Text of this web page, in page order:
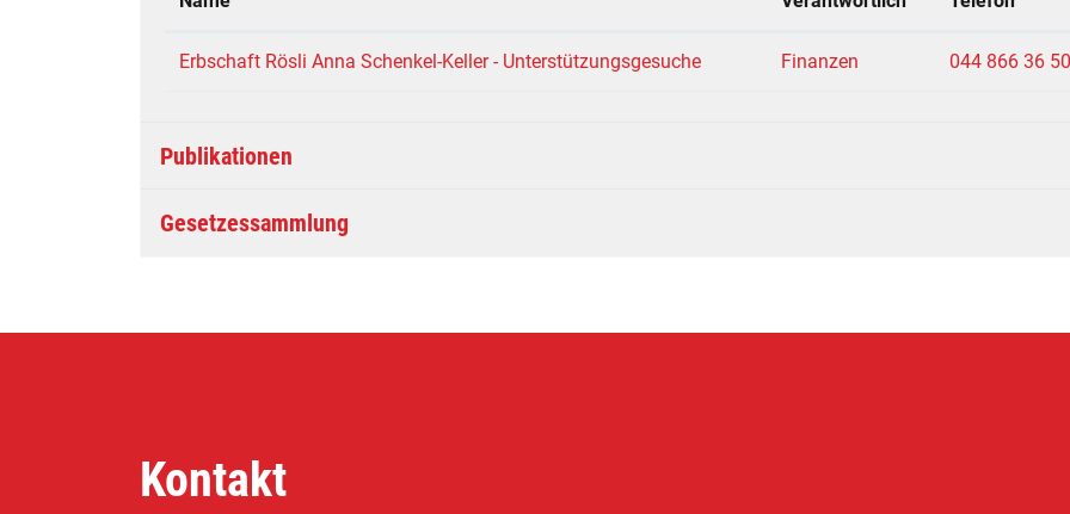
Erbschaft Rösli Anna Schenkel-Keller - Unterstützungsgesuche Finanzen 044 866 36 50
Publikationen
Gesetzessammlung
Kontakt